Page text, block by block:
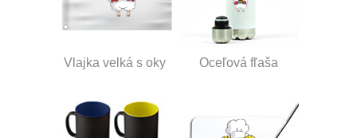
Vlajka velká s oky Oceľová fľaša